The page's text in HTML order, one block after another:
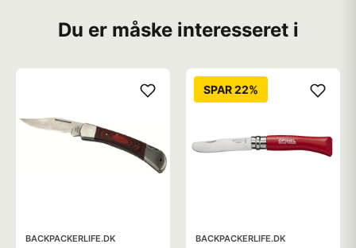
Du er måske interesseret i
BACKPACKERLIFE.DK
SPAR 22%
BACKPACKERLIFE.DK